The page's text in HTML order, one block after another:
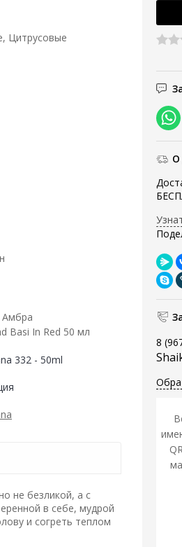
О
8
Цитрусовые
Амбра
Basi In Red 50 мл
332 - 50ml
не безликой, а с
в себе, мудрой
и согреть теплом